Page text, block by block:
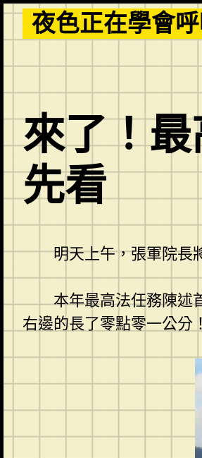
Skip
to
content
夜色正在學會
來了！
先看
明天上午，張軍院長
本年最高法任務陳述
右邊的長了零點零一公分